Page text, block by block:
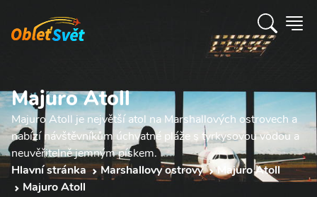
Majuro Atoll
Majuro Atoll je největší atol na Marshallových ostrovech a
nabízí návštěvníkům úchvatné pláže s tyrkysovou vodou a
neuvěřitelně jemným pískem.
Hlavní stránka
Marshallovy ostrovy
Majuro Atoll
Majuro Atoll